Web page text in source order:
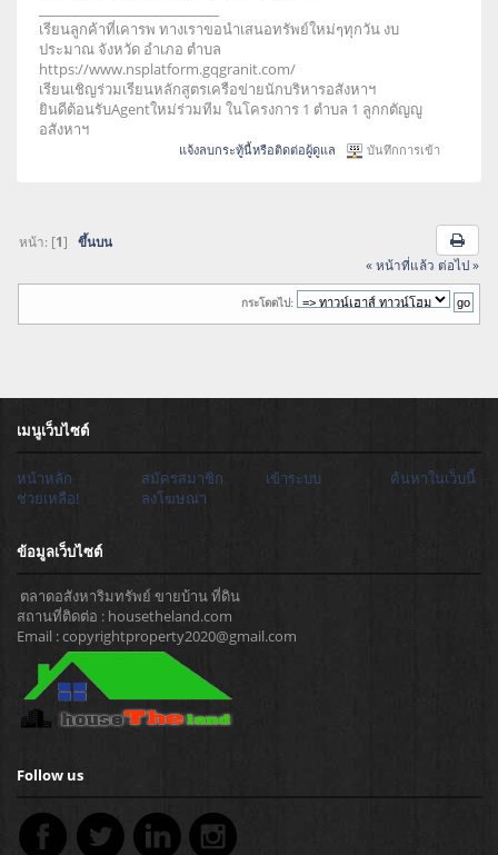
เรียนลูกค้าที่เคารพ ทางเราขอนำเสนอทรัพย์ใหม่ๆทุกวัน งบ
ประมาณ จังหวัด อำเภอ ตำบล
https://www.nsplatform.gqgranit.com/
เรียนเชิญร่วมเรียนหลักสูตรเครือข่ายนักบริหารอสังหาฯ
ยินดีต้อนรับAgentใหม่ร่วมทีม ในโครงการ 1 ตำบล 1 ลูกกตัญญู
อสังหาฯ
แจ้งลบกระทู้นี้หรือติดต่อผู้ดูแล บันทึกการเข้า
หน้า: [1]ขึ้นบน
« หน้าที่แล้ว ต่อไป »
กระโดดไป:
เมนูเว็บไซต์
หน้าหลัก สมัครสมาชิก เข้าระบบ
ค้นหาในเว็บนี้
ช่วยเหลือ!
ลงโฆษณา
ข้อมูลเว็บไซต์
ตลาดอสังหาริมทรัพย์ ขายบ้าน ที่ดิน
สถานที่ติดต่อ : housetheland.com
Email : copyrightproperty2020@gmail.com
Follow us